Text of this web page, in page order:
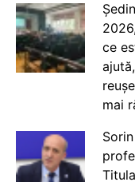
ce
mai